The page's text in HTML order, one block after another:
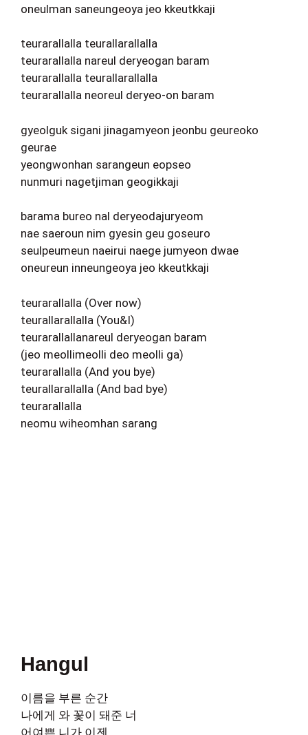
oneulman saneungeoya jeo kkeutkkaji
teurarallalla teurallarallalla
teurarallalla nareul deryeogan baram
teurarallalla teurallarallalla
teurarallalla neoreul deryeo-on baram
gyeolguk sigani jinagamyeon jeonbu geureoko
geurae
yeongwonhan sarangeun eopseo
nunmuri nagetjiman geogikkaji
barama bureo nal deryeodajuryeom
nae saeroun nim gyesin geu goseuro
seulpeumeun naeirui naege jumyeon dwae
oneureun inneungeoya jeo kkeutkkaji
teurarallalla (Over now)
teurallarallalla (You&I)
teurarallallanareul deryeogan baram
(jeo meollimeolli deo meolli ga)
teurarallalla (And you bye)
teurallarallalla (And bad bye)
teurarallalla
neomu wiheomhan sarang
Hangul
이름을 부른 순간
나에게 와 꽃이 돼준 너